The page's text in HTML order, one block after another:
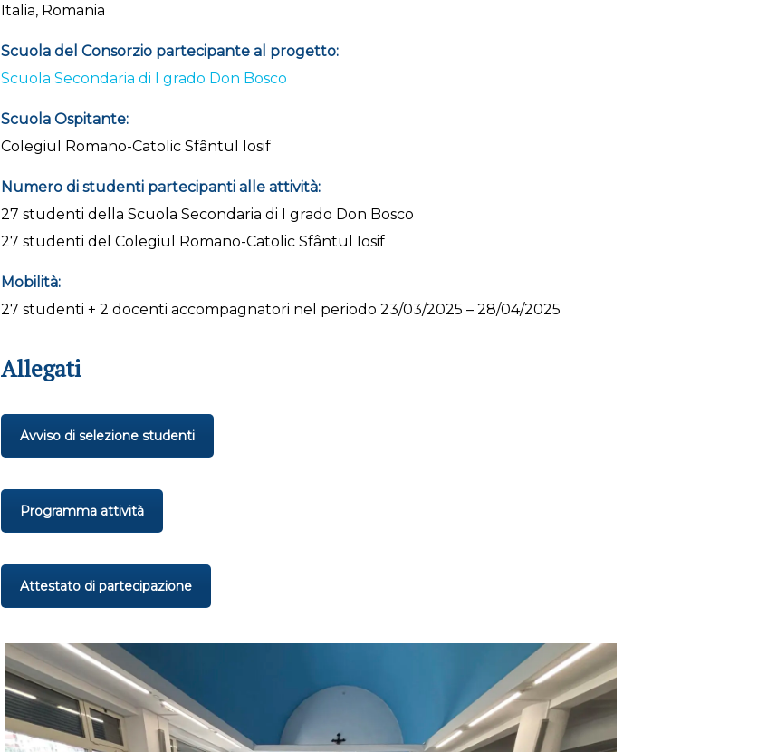
Italia, Romania
Scuola del Consorzio partecipante al progetto:
Scuola Secondaria di I grado Don Bosco
Scuola Ospitante:
Colegiul Romano-Catolic Sfântul Iosif
Numero di studenti partecipanti alle attività:
27 studenti della Scuola Secondaria di I grado Don Bosco
27 studenti del Colegiul Romano-Catolic Sfântul Iosif
Mobilità:
27 studenti + 2 docenti accompagnatori nel periodo 23/03/2025 – 28/04/2025
Allegati
Avviso di selezione studenti
Programma attività
Attestato di partecipazione